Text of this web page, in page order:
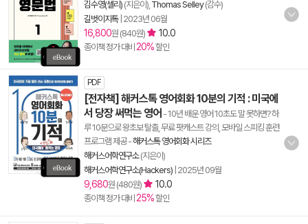
김수영(셀리) (지은이), Thomas Selley(감수)
길벗이지톡| 2023년 06월
16,800원 (840원) 10.0
종이책 정가 대비 20%할인
PDF
[전자책] 해커스톡 영어회화 10분의 기적 : 미국에
서 당장 써먹는 영어 - 10년 배운 영어 10초도 말 못하면? 하
루 10분으로 왕초보 탈출, 무료 팟캐스트 강의, 모바일 스피킹 훈련
프로그램 제공-해커스톡 영어회화 시리즈
해커스어학연구소(지은이)
해커스어학연구소(Hackers) 2025년 09월
9,680원 (480원) 10.0
종이책 정가 대비 25%할인